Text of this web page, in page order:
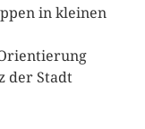
in kleinen
der Stadt